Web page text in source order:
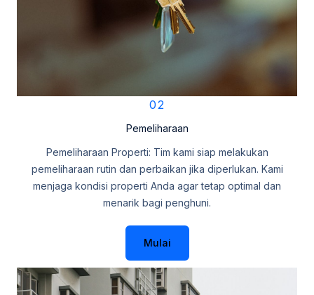
02
Pemeliharaan
Pemeliharaan Properti: Tim kami siap melakukan
pemeliharaan rutin dan perbaikan jika diperlukan. Kami
menjaga kondisi properti Anda agar tetap optimal dan
menarik bagi penghuni.
Mulai